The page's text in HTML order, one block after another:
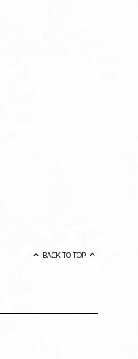
BACK TO TOP